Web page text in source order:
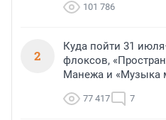
101 786
2
Куда пойти 31
флоксов,
Манежа и «Музыка
77 417 7